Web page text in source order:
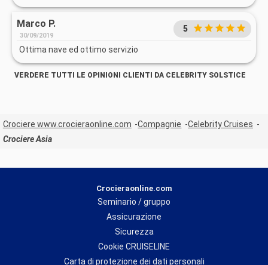
Marco P.
30/09/2019
5
Ottima nave ed ottimo servizio
VERDERE TUTTI LE OPINIONI CLIENTI DA CELEBRITY SOLSTICE
Crociere www.crocieraonline.com Compagnie
Celebrity Cruises
Crociere Asia
Crocieraonline.com
Seminario / gruppo
Assicurazione
Sicurezza
Cookie CRUISELINE
Carta di protezione dei dati personali